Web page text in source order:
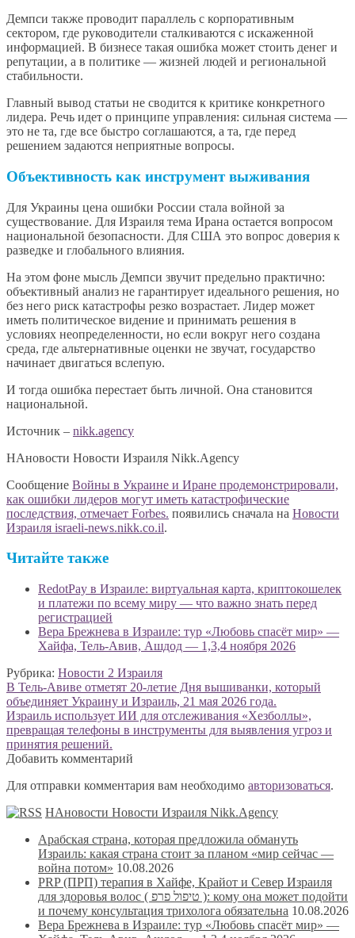
Демпси также проводит параллель с корпоративным
сектором, где руководители сталкиваются с искаженной
информацией. В бизнесе такая ошибка может стоить денег и
репутации, а в политике — жизней людей и региональной
стабильности.
Главный вывод статьи не сводится к критике конкретного
лидера. Речь идет о принципе управления: сильная система —
это не та, где все быстро соглашаются, а та, где перед
решением задаются неприятные вопросы.
Объективность как инструмент выживания
Для Украины цена ошибки России стала войной за
существование. Для Израиля тема Ирана остается вопросом
национальной безопасности. Для США это вопрос доверия к
разведке и глобального влияния.
На этом фоне мысль Демпси звучит предельно практично:
объективный анализ не гарантирует идеального решения, но
без него риск катастрофы резко возрастает. Лидер может
иметь политическое видение и принимать решения в
условиях неопределенности, но если вокруг него создана
среда, где альтернативные оценки не звучат, государство
начинает двигаться вслепую.
И тогда ошибка перестает быть личной. Она становится
национальной.
Источник – nikk.agency
НАновости Новости Израиля Nikk.Agency
Сообщение Войны в Украине и Иране продемонстрировали,
как ошибки лидеров могут иметь катастрофические
последствия, отмечает Forbes. появились сначала на Новости
Израиля israeli-news.nikk.co.il.
Читайте также
RedotPay в Израиле: виртуальная карта, криптокошелек
и платежи по всему миру — что важно знать перед
регистрацией
Вера Брежнева в Израиле: тур «Любовь спасёт мир» —
Хайфа, Тель-Авив, Ашдод — 1,3,4 ноября 2026
Рубрика: Новости 2 Израиля
Навигация
по
записям
Предыдущая
запись:
В Тель-Авиве отметят 20-летие Дня вышиванки, который
объединяет Украину и Израиль, 21 мая 2026 года.
Следующая
запись:
Израиль использует ИИ для отслеживания «Хезболлы»,
превращая телефоны в инструменты для выявления угроз и
принятия решений.
Добавить комментарий
Для отправки комментария вам необходимо авторизоваться.
НАновости Новости Израиля Nikk.Agency
Арабская страна, которая предложила обмануть
Израиль: какая страна стоит за планом «мир сейчас —
война потом» 10.08.2026
PRP (ПРП) терапия в Хайфе, Крайот и Север Израиля
для здоровья волос ( טיפול פרפ ): кому она может подойти
и почему консультация трихолога обязательна 10.08.2026
Вера Брежнева в Израиле: тур «Любовь спасёт мир» —